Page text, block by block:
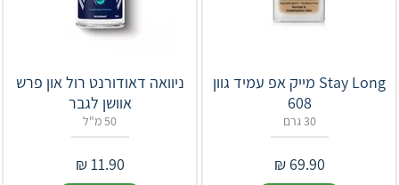
Stay Long מייק אפ עמיד גוון
608
30 גרם
69.90
₪
ניוואה דאודורנט רול און פרש
אוושן לגבר
50 מ"ל
11.90
₪